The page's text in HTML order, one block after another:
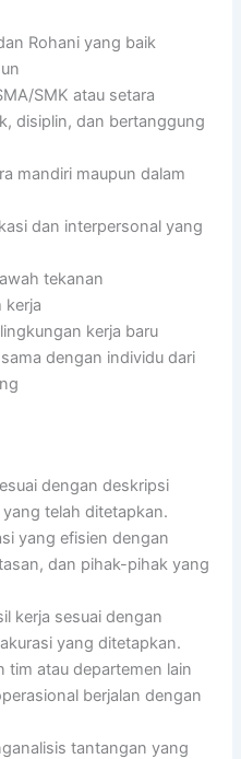
Rohani yang baik
SMK atau setara
disiplin, dan bertanggung
mandiri maupun dalam
dan interpersonal yang
tekanan
kerja
kerja baru
dengan individu dari
dengan deskripsi
telah ditetapkan.
yang efisien dengan
dan pihak-pihak yang
kerja sesuai dengan
yang ditetapkan.
tim atau departemen lain
berjalan dengan
tantangan yang